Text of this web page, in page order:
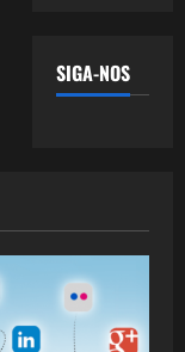
SIGA-NOS